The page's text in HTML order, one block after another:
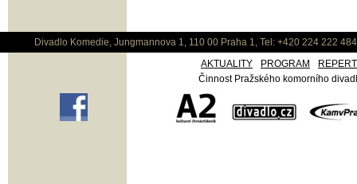
Divadlo Komedie, Jungmannova 1, 110 00 Praha 1, Tel: +420 224 222
AKTUALITY
PROGRAM
Činnost Pražského komorního